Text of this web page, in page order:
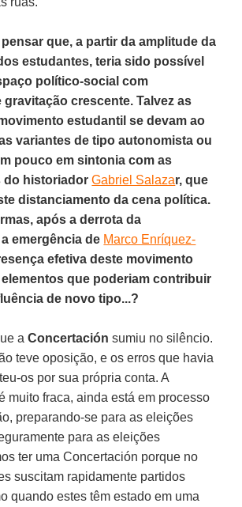
que, a partir da amplitude da
estudantes, teria sido possível
político-social com
gravitação crescente. Talvez as
estudantil se devam ao
variantes de tipo autonomista ou
pouco em sintonia com as
do historiadorGabriel Salazar, que
distanciamento da cena política.
após a derrota da
emergência de Marco Enríquez-
efetiva deste movimento
que poderiam contribuir
de novo tipo...?
aConcertaciónsumiu no silêncio.
teve oposição, e os erros que havia
os por sua própria conta. A
muito fraca, ainda está em processo
preparando-se para as eleições
para as eleições
ter uma Concertación porque no
suscitam rapidamente partidos
quando estes têm estado em uma